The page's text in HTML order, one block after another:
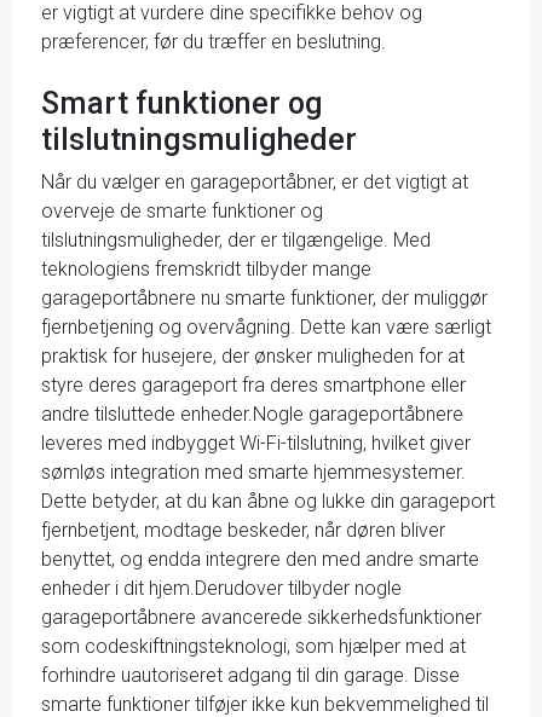
er vigtigt at vurdere dine specifikke behov og
præferencer, før du træffer en beslutning.
Smart funktioner og
tilslutningsmuligheder
Når du vælger en garageportåbner, er det vigtigt at
overveje de smarte funktioner og
tilslutningsmuligheder, der er tilgængelige. Med
teknologiens fremskridt tilbyder mange
garageportåbnere nu smarte funktioner, der muliggør
fjernbetjening og overvågning. Dette kan være særligt
praktisk for husejere, der ønsker muligheden for at
styre deres garageport fra deres smartphone eller
andre tilsluttede enheder.Nogle garageportåbnere
leveres med indbygget Wi-Fi-tilslutning, hvilket giver
sømløs integration med smarte hjemmesystemer.
Dette betyder, at du kan åbne og lukke din garageport
fjernbetjent, modtage beskeder, når døren bliver
benyttet, og endda integrere den med andre smarte
enheder i dit hjem.Derudover tilbyder nogle
garageportåbnere avancerede sikkerhedsfunktioner
som codeskiftningsteknologi, som hjælper med at
forhindre uautoriseret adgang til din garage. Disse
smarte funktioner tilføjer ikke kun bekvemmelighed til